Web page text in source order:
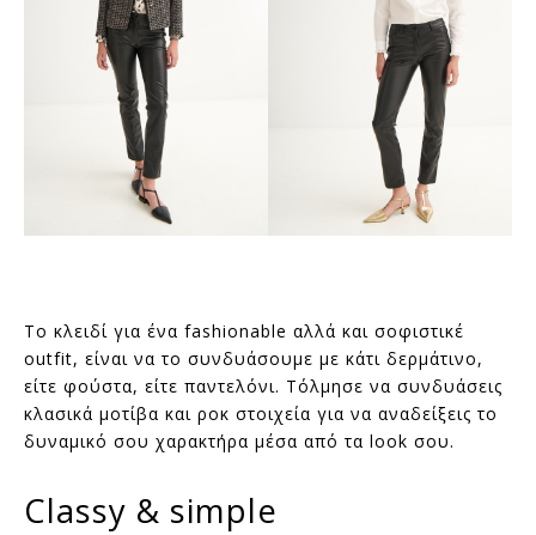
Το κλειδί για ένα fashionable αλλά και σοφιστικέ
outfit, είναι να το συνδυάσουμε με κάτι δερμάτινο,
είτε φούστα, είτε παντελόνι. Τόλμησε να συνδυάσεις
κλασικά μοτίβα και ροκ στοιχεία για να αναδείξεις το
δυναμικό σου χαρακτήρα μέσα από τα look σου.
Classy & simple